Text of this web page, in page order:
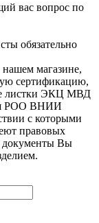
вас вопрос по
обязательно
магазине,
сертификацию,
листки ЭКЦ МВД
РОО ВНИИ
с которыми
правовых
документы Вы